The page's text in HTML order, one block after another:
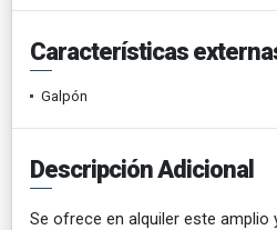
Características
Galpón
Descripción Adicional
Se ofrece en alquiler este amplio